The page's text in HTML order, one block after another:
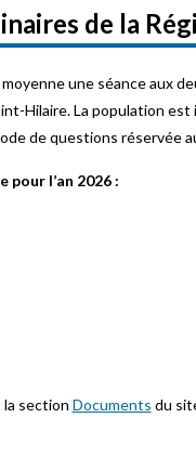
de la
une séance aux
Hilaire. La population
de questions réservée
pour l’an 2026 :
section Documents du